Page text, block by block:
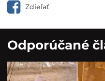
Zdieľať
Odporúčané